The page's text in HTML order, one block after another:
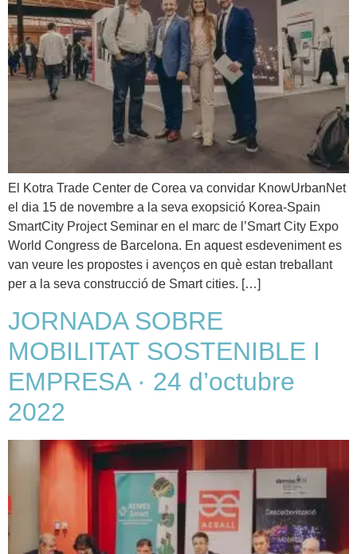
El Kotra Trade Center de Corea va convidar KnowUrbanNet
el dia 15 de novembre a la seva exopsició Korea-Spain
SmartCity Project Seminar en el marc de l’Smart City Expo
World Congress de Barcelona. En aquest esdeveniment es
van veure les propostes i avenços en què estan treballant
per a la seva construcció de Smart cities. […]
JORNADA SOBRE
MOBILITAT SOSTENIBLE I
EMPRESA · 24 d’octubre
2022